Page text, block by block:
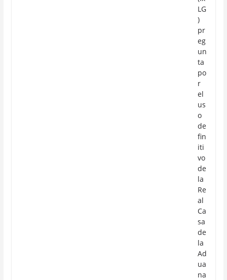
LG
)
pr
eg
un
ta
po
r
el
us
o
de
fin
iti
vo
de
la
Re
al
Ca
sa
de
la
Ad
ua
na